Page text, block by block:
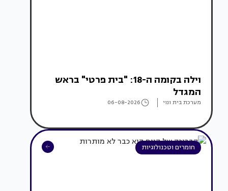
וילה בקומה ה-18: "בית פרטי" בראש
המגדל
מערכת בית ונוי 06-08-2026
חומרים וטכנולוגיות